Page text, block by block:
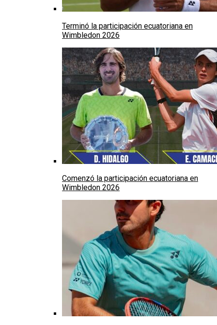
Terminó la participación ecuatoriana en
Wimbledon 2026
Comenzó la participación ecuatoriana en
Wimbledon 2026